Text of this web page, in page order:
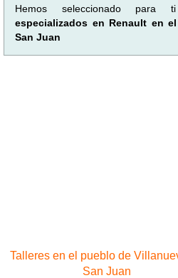
Hemos seleccionado
especializados en Renault en
San Juan
Talleres en el pueblo de
San Juan